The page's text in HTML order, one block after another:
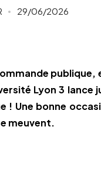
29/06/2026
Lyon 3 lance
! Une bonne
meuvent.